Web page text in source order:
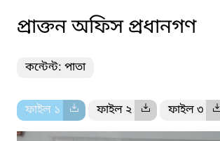
প্রাক্তন অফিস প্রধানগণ
কন্টেন্ট: পাতা
ফাইল ১ ফাইল ২ ফাইল ৩